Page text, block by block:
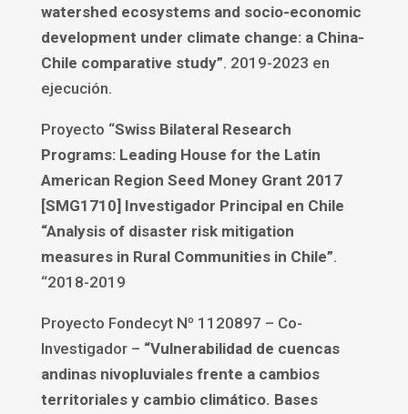
watershed ecosystems and socio-economic
development under climate change: a China-
Chile comparative study”. 2019-2023 en
ejecución.
Proyecto “Swiss Bilateral Research
Programs: Leading House for the Latin
American Region Seed Money Grant 2017
[SMG1710] Investigador Principal en Chile
“Analysis of disaster risk mitigation
measures in Rural Communities in Chile”.
“2018-2019
Proyecto Fondecyt Nº 1120897 – Co-
Investigador – “Vulnerabilidad de cuencas
andinas nivopluviales frente a cambios
territoriales y cambio climático. Bases